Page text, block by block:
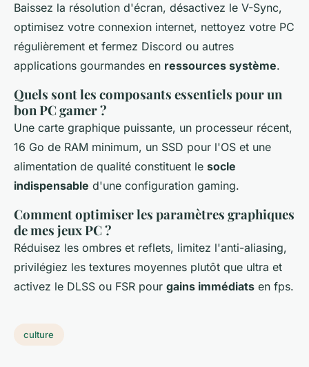
Baissez la résolution d'écran, désactivez le V-Sync,
optimisez votre connexion internet, nettoyez votre PC
régulièrement et fermez Discord ou autres
applications gourmandes en ressources système.
Quels sont les composants essentiels pour un
bon PC gamer ?
Une carte graphique puissante, un processeur récent,
16 Go de RAM minimum, un SSD pour l'OS et une
alimentation de qualité constituent le socle
indispensable d'une configuration gaming.
Comment optimiser les paramètres graphiques
de mes jeux PC ?
Réduisez les ombres et reflets, limitez l'anti-aliasing,
privilégiez les textures moyennes plutôt que ultra et
activez le DLSS ou FSR pour gains immédiats en fps.
culture